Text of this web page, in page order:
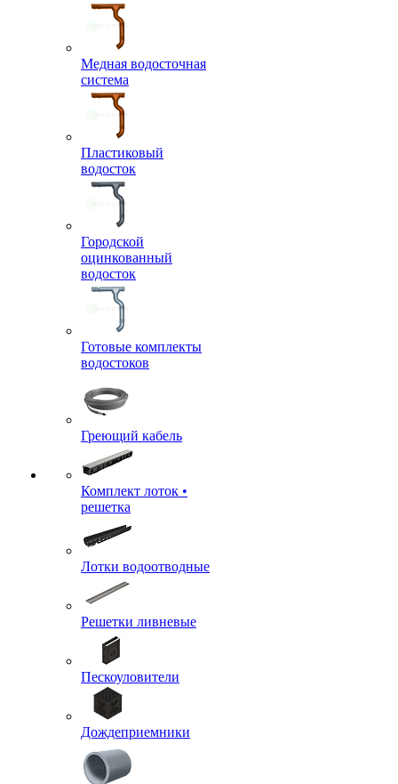
Медная водосточная
система
Пластиковый
водосток
Городской
оцинкованный
водосток
Готовые комплекты
водостоков
Греющий кабель
Комплект лоток •
решетка
Лотки водоотводные
Решетки ливневые
Пескоуловители
Дождеприемники